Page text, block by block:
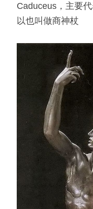
Caduceus，主要
以也叫做商神杖